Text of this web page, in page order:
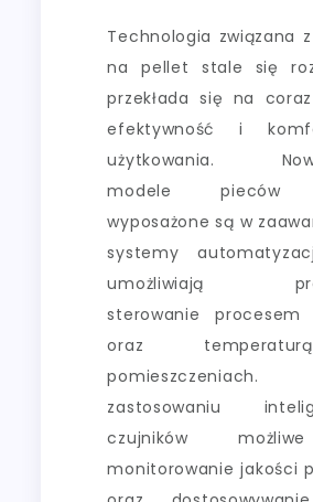
Technologia związana
na pellet stale się
przekłada się na
efektywność i
użytkowania.
modele pieców
wyposażone są w
systemy
umożliwiają
sterowanie procesem
oraz
zastosowaniu
czujników
monitorowanie jakości